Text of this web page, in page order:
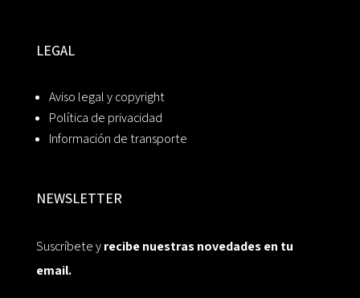
LEGAL
Aviso legal y copyright
Política de privacidad
Información de transporte
NEWSLETTER
Suscríbete yrecibe nuestras novedades en tu
email.